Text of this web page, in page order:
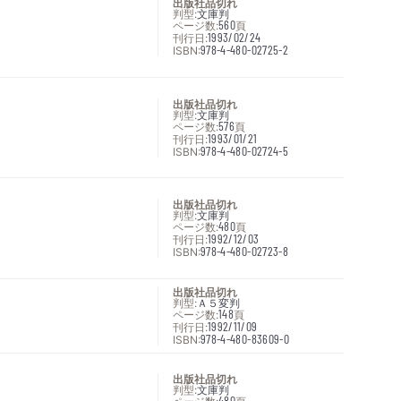
判型:文庫判
ページ数:560頁
刊行日:1993/02/24
ISBN:978-4-480-02725-2
出版社品切れ
判型:文庫判
ページ数:576頁
刊行日:1993/01/21
ISBN:978-4-480-02724-5
出版社品切れ
判型:文庫判
ページ数:480頁
刊行日:1992/12/03
ISBN:978-4-480-02723-8
出版社品切れ
判型:Ａ５変判
ページ数:148頁
刊行日:1992/11/09
ISBN:978-4-480-83609-0
出版社品切れ
判型:文庫判